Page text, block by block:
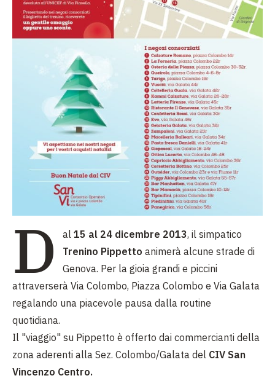
D al 15 al 24 dicembre 2013, il simpatico
Trenino Pippetto animerà alcune strade di
Genova. Per la gioia grandi e piccini
attraverserà Via Colombo, Piazza Colombo e Via Galata
regalando una piacevole pausa dalla routine
quotidiana.
Il "viaggio" su Pippetto è offerto dai commercianti della
zona aderenti alla Sez. Colombo/Galata del CIV San
Vincenzo Centro.